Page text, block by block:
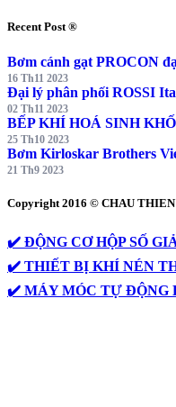
Recent Post ®
Bơm cánh gạt PROCON
16 Th11 2023
Đại lý phân phối ROSSI
02 Th11 2023
BẾP KHÍ HOÁ SINH
25 Th10 2023
Bơm Kirloskar Brothers
21 Th9 2023
Copyright 2016 © CHAU
✔️ ĐỘNG CƠ HỘP SỐ
✔️ THIẾT BỊ KHÍ NÉN
✔️ MÁY MÓC TỰ ĐỘNG